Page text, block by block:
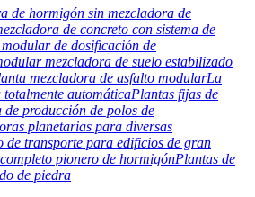
de hormigón sin mezcladora de
de concreto con sistema de
de dosificación de
mezcladora de suelo estabilizado
mezcladora de asfalto modularLa
automáticaPlantas fijas de
de producción de polos de
planetarias para diversas
de transporte para edificios de gran
pionero de hormigónPlantas de
de piedra